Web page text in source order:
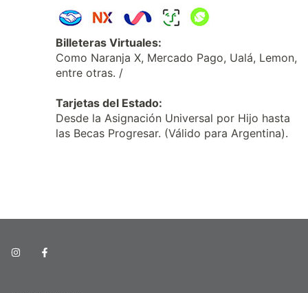
Billeteras Virtuales:
Como Naranja X, Mercado Pago, Ualá, Lemon,
entre otras. /
Tarjetas del Estado:
Desde la Asignación Universal por Hijo hasta
las Becas Progresar. (Válido para Argentina).